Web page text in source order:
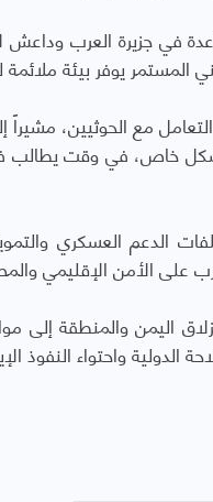
في جزيرة العرب
المستمر يوفر بيئة
مع الحوثيين، مشيراً
خاص، في وقت يطالب
الدعم العسكري
على الأمن الإقليمي
اليمن والمنطقة
الدولية واحتواء النفوذ